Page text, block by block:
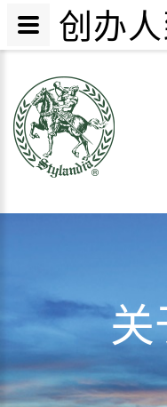
主
关
创办